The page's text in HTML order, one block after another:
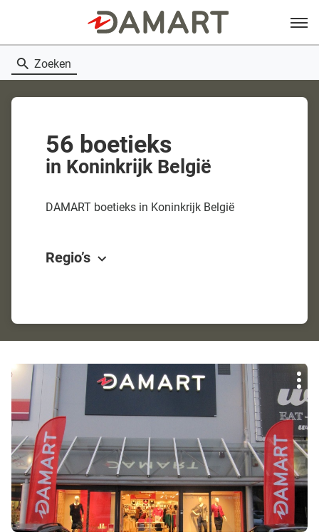
Menu
Zoeken
56 boetieks
in Koninkrijk België
DAMART boetieks in Koninkrijk België
Regio’s
Druk
de
ENTER
toets
voor
meer
info